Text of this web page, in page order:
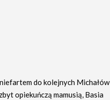
do kolejnych Michałów
opiekuńczą mamusią, Basia